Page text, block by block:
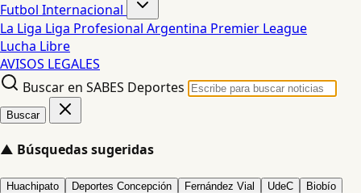
Futbol Internacional
La Liga Liga Profesional Argentina Premier League
Lucha Libre
AVISOS LEGALES
Buscar en SABES Deportes
Buscar
▲ Búsquedas sugeridas
Huachipato Deportes Concepción Fernández Vial UdeC Biobío